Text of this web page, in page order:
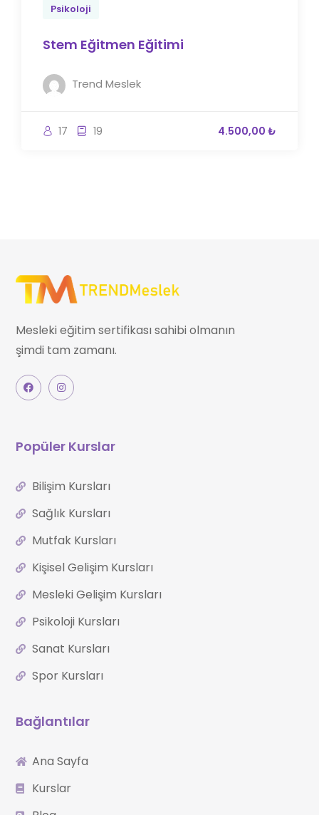
Psikoloji
Stem Eğitmen Eğitimi
Trend Meslek
17 19 4.500,00 ₺
Mesleki eğitim sertifikası sahibi olmanın
şimdi tam zamanı.
Popüler Kurslar
Bilişim Kursları
Sağlık Kursları
Mutfak Kursları
Kişisel Gelişim Kursları
Mesleki Gelişim Kursları
Psikoloji Kursları
Sanat Kursları
Spor Kursları
Bağlantılar
Ana Sayfa
Kurslar